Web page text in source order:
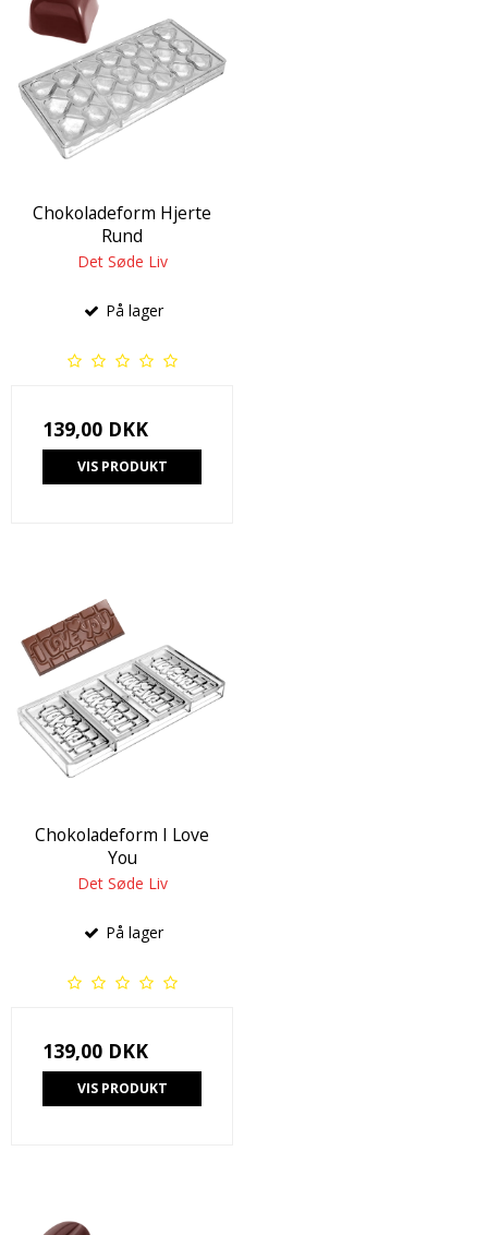
Chokoladeform Hjerte
Rund
Det Søde Liv
På lager
139,00 DKK
VIS PRODUKT
Chokoladeform I Love
You
Det Søde Liv
På lager
139,00 DKK
VIS PRODUKT